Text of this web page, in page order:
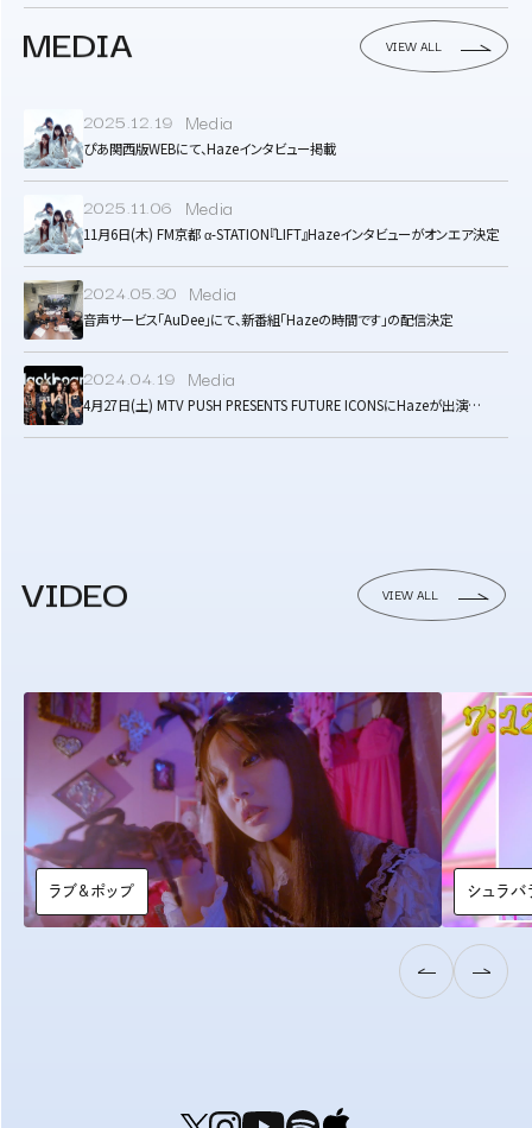
MEDIA VIEW ALL
2025.12.19 Media
ぴあ関西版WEBにて、Hazeインタビュー掲載
2025.11.06 Media
11月6日(木) FM京都 α-STATION『LIFT』Hazeインタビューがオンエア決定
2024.05.30 Media
音声サービス「AuDee」にて、新番組「Hazeの時間です」の配信決定
2024.04.19 Media
4月27日(土) MTV PUSH PRESENTS FUTURE ICONSにHazeが出演…
VIDEO VIEW ALL
ラブ&ポップ シュラバ
next